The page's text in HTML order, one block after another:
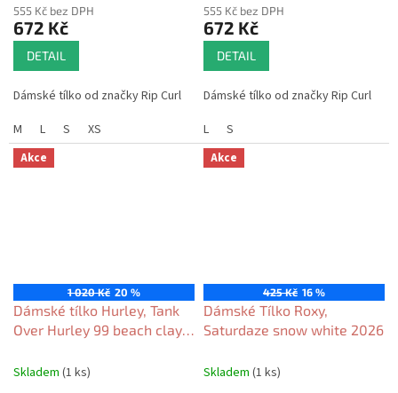
555 Kč bez DPH
672 Kč
DETAIL
Dámské tílko od značky Rip Curl
M
L S XS
555 Kč bez DPH
672 Kč
DETAIL
Dámské tílko od značky Rip Curl
L
S
Akce
1 020 Kč 20 %
Dámské tílko Hurley, Tank
Over Hurley 99 beach clay
Skladem (1 ks)
Akce
425 Kč 16 %
Dámské Tílko Roxy,
Saturdaze snow white 2026
Skladem (1 ks)